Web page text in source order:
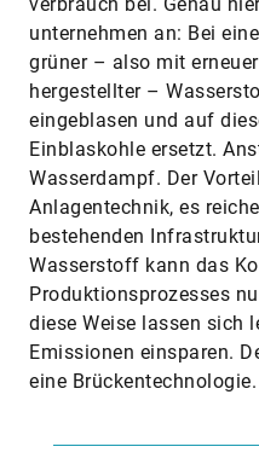
unternehmen an: Bei
grüner – also mit
hergestellter –
eingeblasen und auf
Einblaskohle ersetzt.
Wasserdampf. Der
Anlagentechnik, es
bestehenden
Wasserstoff kann das
Produktionsprozesses
diese Weise lassen sich
Emissionen einsparen.
eine Brückentechnologie.